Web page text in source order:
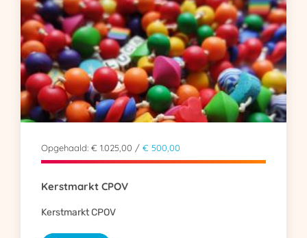
Opgehaald: € 1.025,00 / € 500,00
Kerstmarkt CPOV
Kerstmarkt CPOV